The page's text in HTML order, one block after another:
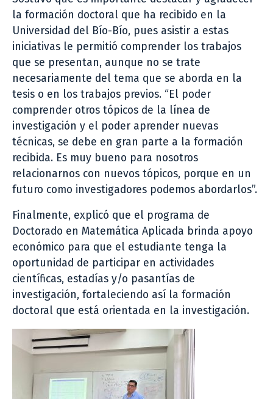
la formación doctoral que ha recibido en la
Universidad del Bío-Bío, pues asistir a estas
iniciativas le permitió comprender los trabajos
que se presentan, aunque no se trate
necesariamente del tema que se aborda en la
tesis o en los trabajos previos. “El poder
comprender otros tópicos de la línea de
investigación y el poder aprender nuevas
técnicas, se debe en gran parte a la formación
recibida. Es muy bueno para nosotros
relacionarnos con nuevos tópicos, porque en un
futuro como investigadores podemos abordarlos”.
Finalmente, explicó que el programa de
Doctorado en Matemática Aplicada brinda apoyo
económico para que el estudiante tenga la
oportunidad de participar en actividades
científicas, estadías y/o pasantías de
investigación, fortaleciendo así la formación
doctoral que está orientada en la investigación.